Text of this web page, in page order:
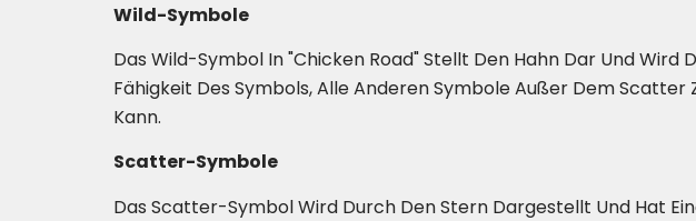
Wild-Symbole
Das Wild-Symbol In "Chicken Road" Stellt Den Hahn Dar Und
Fähigkeit Des Symbols, Alle Anderen Symbole Außer Dem
Kann.
Scatter-Symbole
Das Scatter-Symbol Wird Durch Den Stern Dargestellt Und Hat